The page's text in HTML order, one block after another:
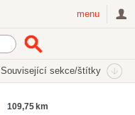
menu
Související sekce/štítky
109,75 km